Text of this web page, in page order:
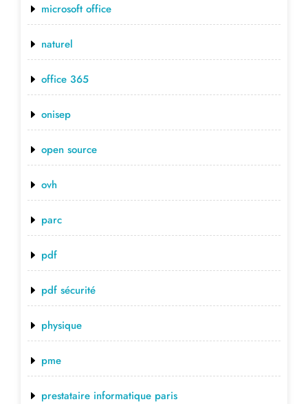
microsoft office
naturel
office 365
onisep
open source
ovh
parc
pdf
pdf sécurité
physique
pme
prestataire informatique paris